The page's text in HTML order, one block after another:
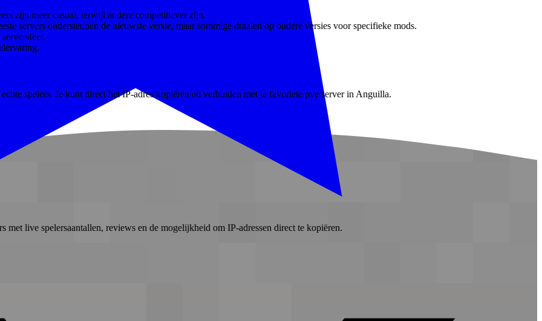
zijn meer casual, terwijl andere competitiever zijn.
servers ondersteunen de nieuwste versie, maar sommige draaien op oudere versies voor specifieke mods.
spelers. Je kunt direct het IP-adres kopiëren en verbinden met je favoriete pve server in Anguilla.
live spelersaantallen, reviews en de mogelijkheid om IP-adressen direct te kopiëren.